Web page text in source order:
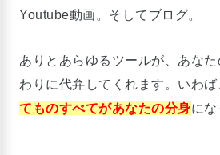
Youtube動画。そしてブログ。
ありとあらゆるツールが、あな
わりに代弁してくれます。いわば
てものすべてがあなたの分身にな